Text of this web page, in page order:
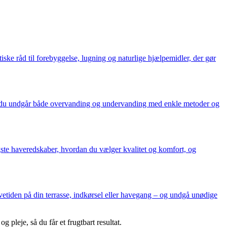
råd til forebyggelse, lugning og naturlige hjælpemidler, der gør
både overvanding og undervanding med enkle metoder og
haveredskaber, hvordan du vælger kvalitet og komfort, og
på din terrasse, indkørsel eller havegang – og undgå unødige
pleje, så du får et frugtbart resultat.